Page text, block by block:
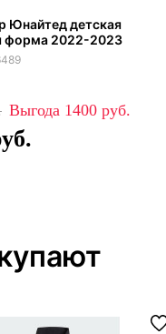
Юнайтед детская
форма 2022-2023
1400